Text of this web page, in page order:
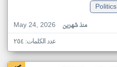
Politics
May 24, 2026
منذ شهرين
عدد الكلمات: ٢٥٤